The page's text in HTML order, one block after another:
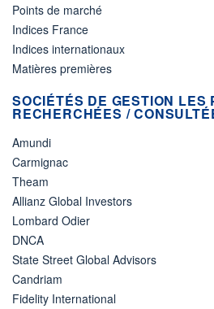
Points de marché
Indices France
Indices internationaux
Matières premières
SOCIÉTÉS DE GESTION LES
RECHERCHÉES /
Amundi
Carmignac
Theam
Allianz Global Investors
Lombard Odier
DNCA
State Street Global Advisors
Candriam
Fidelity International